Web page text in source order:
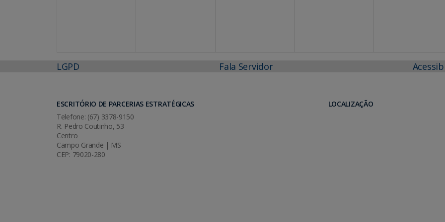
LGPD Fala Servidor
ESCRITÓRIO DE PARCERIAS ESTRATÉGICAS
Telefone: (67) 3378-9150
R. Pedro Coutinho, 53
Centro
Campo Grande | MS
CEP: 79020-280
LOCALIZAÇÃO